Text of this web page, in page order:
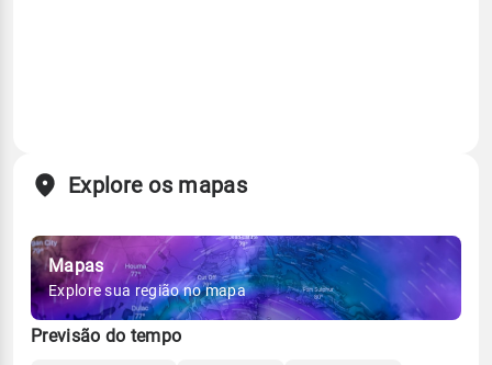
Explore os mapas
Mapas
Explore sua região no mapa
Previsão do tempo